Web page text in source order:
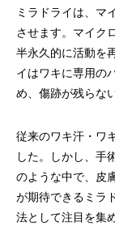
ミラドライは、マ
させます。マイク
半永久的に活動を
イはワキに専用の
め、傷跡が残らな
従来のワキ汗・ワ
した。しかし、手
のような中で、皮
が期待できるミラ
法として注目を集